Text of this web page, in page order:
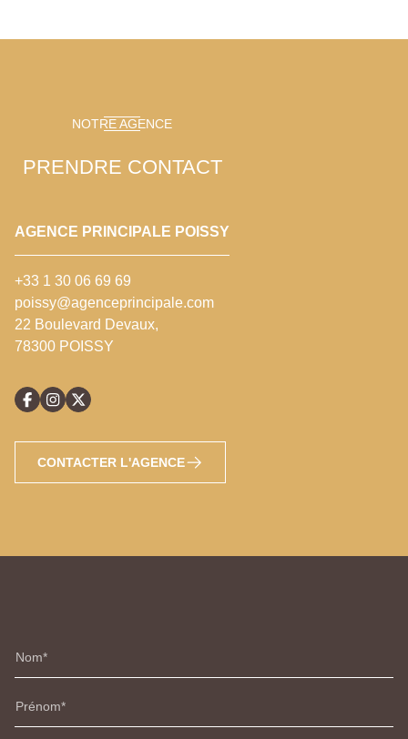
NOTRE AGENCE
PRENDRE CONTACT
AGENCE PRINCIPALE POISSY
+33 1 30 06 69 69
poissy@agenceprincipale.com
22 Boulevard Devaux,
78300 POISSY
CONTACTER L'AGENCE
Nom
Prénom